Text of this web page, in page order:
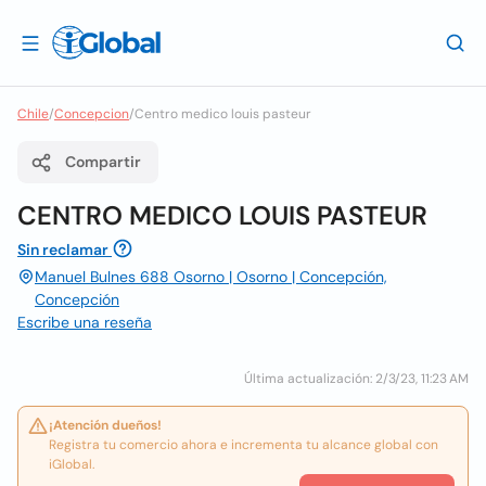
Chile/Concepcion/Centro medico louis pasteur
Compartir
CENTRO MEDICO LOUIS PASTEUR
Sin reclamar
Manuel Bulnes 688 Osorno | Osorno | Concepción,
Concepción
Escribe una reseña
Última actualización: 2/3/23, 11:23 AM
¡Atención dueños!
Registra tu comercio ahora e incrementa tu alcance global con
iGlobal.